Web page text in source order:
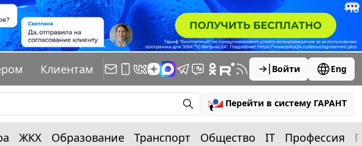
Клиентам Войти Eng
Перейти в систему ГАРАНТ
ЖКХ Образование Транспорт Общество IT Профессия